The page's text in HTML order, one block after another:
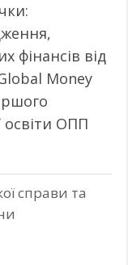
фінансів від
Money
освіти ОПП
справи та